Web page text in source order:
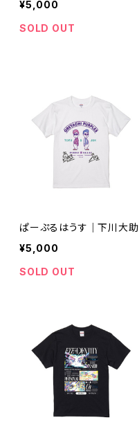
¥5,000
SOLD OUT
ぱーぷるはうす｜下川大助
¥5,000
SOLD OUT